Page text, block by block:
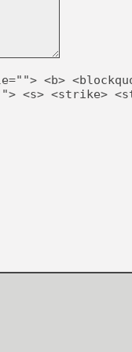
<b>
<s> <strike>